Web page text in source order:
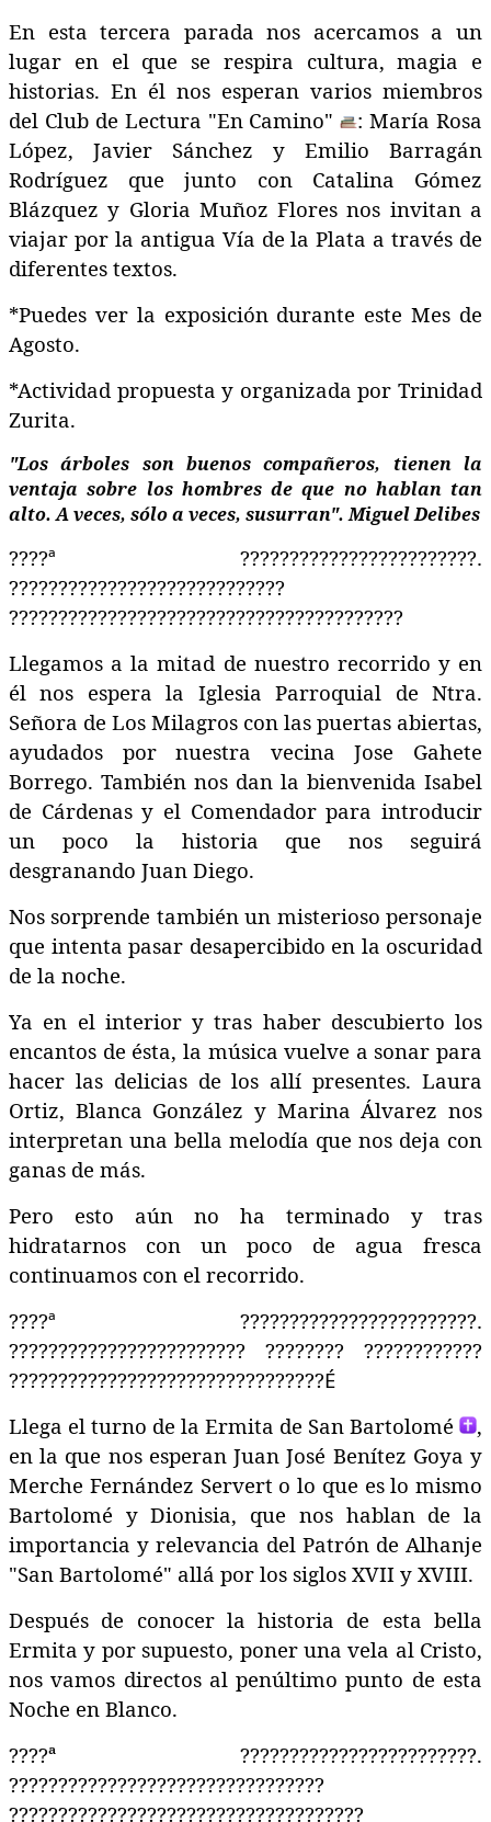
En esta tercera parada nos acercamos a un
lugar en el que se respira cultura, magia e
historias. En él nos esperan varios miembros
del Club de Lectura "En Camino"
: María Rosa
López, Javier Sánchez y Emilio Barragán
Rodríguez que junto con Catalina Gómez
Blázquez y Gloria Muñoz Flores nos invitan a
viajar por la antigua Vía de la Plata a través de
diferentes textos.
*Puedes ver la exposición durante este Mes de
Agosto.
*Actividad propuesta y organizada por Trinidad
Zurita.
"Los árboles son buenos compañeros, tienen la
ventaja sobre los hombres de que no hablan tan
alto. A veces, sólo a veces, susurran". Miguel Delibes
????ª ????????????????????????.
????????????????????????????
????????????????????????????????????????
Llegamos a la mitad de nuestro recorrido y en
él nos espera la Iglesia Parroquial de Ntra.
Señora de Los Milagros con las puertas abiertas,
ayudados por nuestra vecina Jose Gahete
Borrego. También nos dan la bienvenida Isabel
de Cárdenas y el Comendador para introducir
un poco la historia que nos seguirá
desgranando Juan Diego.
Nos sorprende también un misterioso personaje
que intenta pasar desapercibido en la oscuridad
de la noche.
Ya en el interior y tras haber descubierto los
encantos de ésta, la música vuelve a sonar para
hacer las delicias de los allí presentes. Laura
Ortiz, Blanca González y Marina Álvarez nos
interpretan una bella melodía que nos deja con
ganas de más.
Pero esto aún no ha terminado y tras
hidratarnos con un poco de agua fresca
continuamos con el recorrido.
????ª ????????????????????????.
????????????????????????
????????
????????????
????????????????????????????????É
Llega el turno de la Ermita de San Bartolomé
,
en la que nos esperan Juan José Benítez Goya y
Merche Fernández Servert o lo que es lo mismo
Bartolomé y Dionisia, que nos hablan de la
importancia y relevancia del Patrón de Alhanje
"San Bartolomé" allá por los siglos XVII y XVIII.
Después de conocer la historia de esta bella
Ermita y por supuesto, poner una vela al Cristo,
nos vamos directos al penúltimo punto de esta
Noche en Blanco.
????ª ????????????????????????.
????????????????????????????????
????????????????????????????????????